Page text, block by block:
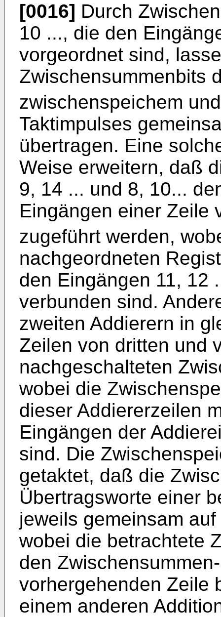
[0016] Durch
10 ..., die den
vorgeordnet sind,
Zwischensummenbits
zwischenspeichem
Taktimpulses
übertragen. Eine
Weise erweitern, daß
9, 14 ... und 8, 10...
Eingängen einer Zeile
zugeführt werden,
nachgeordneten
den Eingängen 11, 12
verbunden sind.
zweiten Addierern in
Zeilen von dritten und
nachgeschalteten
wobei die
dieser Addiererzeilen
Eingängen der
sind. Die
getaktet, daß die
Übertragsworte einer
jeweils gemeinsam
wobei die betrachtete
den
vorhergehenden Zeile
einem anderen